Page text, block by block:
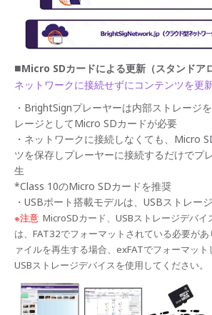
■Micro SDカードによる更新（スタンドア
ネットワークに接続せずにコンテンツを更
・BrightSignプレーヤーは内部ストレージ
レージとしてMicro SDカードが必要
・ネットワークに接続しなくても、Micro
ツを保存しプレーヤーに接続するだけでプ
生
*Class 10のMicro SDカードを推奨
・USBポート搭載モデルは、USBストレー
※注意 MicroSDカード、USBストレージデバイ
は、FAT32でフォーマットされている必要が
ァイルを再生する場合、exFATでフォーマット
USBストレージデバイスを使用してください。